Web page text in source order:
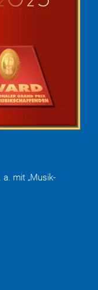
a. mit „Musik-